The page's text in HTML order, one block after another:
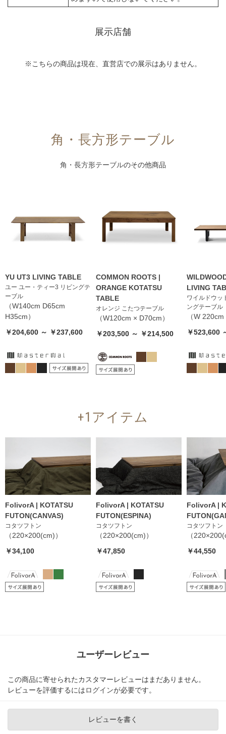
展示店舗
※こちらの商品は現在、直営店での展示はありません。
角・長方形テーブル
角・長方形テーブルのその他商品
YU UT3 LIVING TABLE
ユー ユー・ティー3 リビングテ
ーブル
（W140cm D65cm
H35cm）
￥204,600 ～ ￥237,600
COMMON ROOTS |
ORANGE KOTATSU
TABLE
オレンジ こたつテーブル
（W120cm × D70cm）
￥203,500 ～ ￥214,500
LIVING
ワイルドウッ
ングテーブル
（W
￥523,600
+1アイテム
FolivorA | KOTATSU
FUTON(CANVAS)
コタツフトン
（220×200(cm)）
￥34,100
FolivorA | KOTATSU
FUTON(ESPINA)
コタツフトン
（220×200(cm)）
￥47,850
FolivorA |
コタツフトン
（
￥44,550
ユーザーレビュー
この商品に寄せられたカスタマーレビューはまだありません。
レビューを評価するにはログインが必要です。
レビューを書く